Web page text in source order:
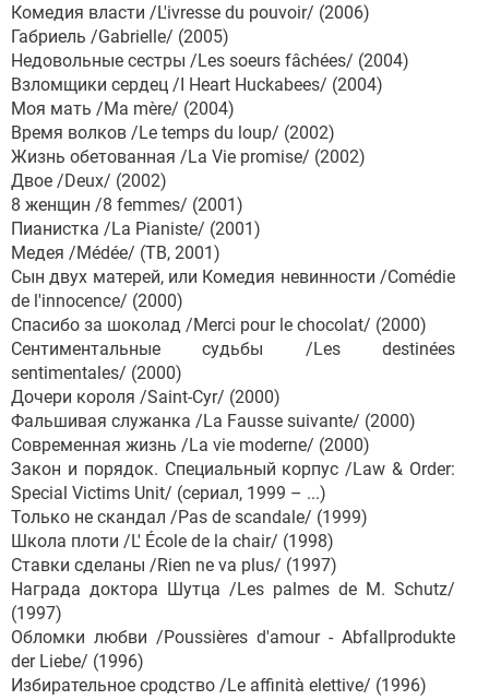
Комедия власти /L'ivresse du pouvoir/ (2006)
Габриель /Gabrielle/ (2005)
Недовольные сестры /Les soeurs fâchées/ (2004)
Взломщики сердец /I Heart Huckabees/ (2004)
Моя мать /Ma mère/ (2004)
Время волков /Le temps du loup/ (2002)
Жизнь обетованная /La Vie promise/ (2002)
Двое /Deux/ (2002)
8 женщин /8 femmes/ (2001)
Пианистка /La Pianiste/ (2001)
Медея /Médée/ (ТВ, 2001)
Сын двух матерей, или Комедия невинности /Comédie
de l'innocence/ (2000)
Спасибо за шоколад /Merci pour le chocolat/ (2000)
Сентиментальные судьбы /Les destinées
sentimentales/ (2000)
Дочери короля /Saint-Cyr/ (2000)
Фальшивая служанка /La Fausse suivante/ (2000)
Современная жизнь /La vie moderne/ (2000)
Закон и порядок. Специальный корпус /Law & Order:
Special Victims Unit/ (сериал, 1999 – ...)
Только не скандал /Pas de scandale/ (1999)
Школа плоти /L' École de la chair/ (1998)
Ставки сделаны /Rien ne va plus/ (1997)
Награда доктора Шутца /Les palmes de M. Schutz/
(1997)
Обломки любви /Poussières d'amour - Abfallprodukte
der Liebe/ (1996)
Избирательное сродство /Le affinità elettive/ (1996)